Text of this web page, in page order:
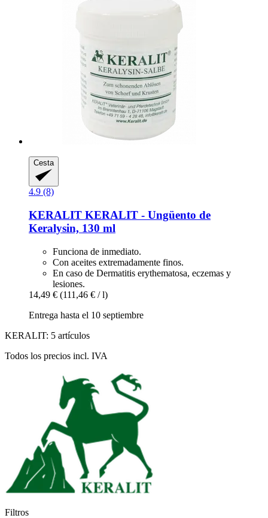
Cesta
4.9 (8)
KERALIT KERALIT -​ Ungüento de
Keralysin, 130 ml
Funciona de inmediato.
Con aceites extremadamente finos.
En caso de Dermatitis erythematosa, eczemas y
lesiones.
14,49 € (111,46 € / l)
Entrega hasta el 10 septiembre
KERALIT: 5 artículos
Todos los precios incl. IVA
Filtros